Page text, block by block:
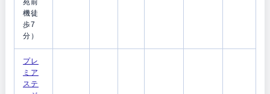
苑前
機徒
歩7
分）
プレ
ミア
ステ